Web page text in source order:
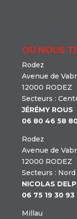
OÙ NOUS
Rodez
Avenue de
12000 RODEZ
Secteurs :
JÉRÉMY ROUS
06 80 46 58
Rodez
Avenue de
12000 RODEZ
Secteurs : Nord
NICOLAS
06 75 19 30 93
Millau